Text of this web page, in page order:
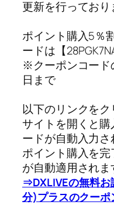
更新を行っており
ポイント購入5％
ードは【
※クーポンコー
日まで
以下のリンクをク
サイトを開くと
ードが自動入力
ポイント購入を
が自動適用されま
⇒DXLIVEの無料
分)プラスのクーポ